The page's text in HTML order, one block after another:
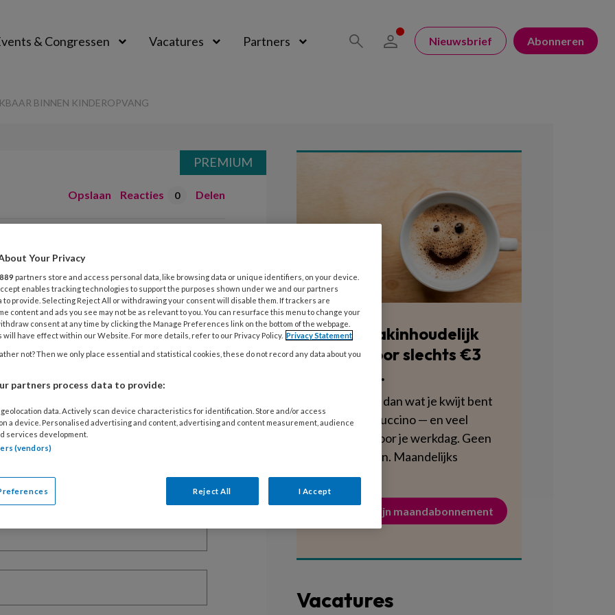
& Congressen Vacatures Partners Nieuwsbrief Abonneren
BINNEN KINDEROPVANG
Opslaan Reacties 0 Delen
lezen?
lees 2 artikelen gratis per maand
PREMIUM
Blijf vakinhoudelijk
scherp voor slechts €3
per week.
Dat is minder dan wat je kwijt bent
aan een cappuccino — en veel
voedzamer voor je werkdag. Geen
verplichtingen. Maandelijks
opzegbaar.
Activeer mijn maandabonnement
Vacatures
Your Privacy
889 partners store and access personal data, like browsing data or unique identifiers, on your device.
enables tracking technologies to support the purposes shown under we and our partners
to provide. Selecting Reject All or withdrawing your consent will disable them. If trackers are
content and ads you see may not be as relevant to you. You can resurface this menu to change your
consent at any time by clicking the Manage Preferences link on the bottom of the webpage.
will have effect within our Website. For more details, refer to our Privacy Policy. Privacy Statement
not? Then we only place essential and statistical cookies, these do not record any data about you
partners process data to provide:
data. Actively scan device characteristics for identification. Store and/or access
a device. Personalised advertising and content, advertising and content measurement, audience
services development.
(vendors)
Reject All I Accept